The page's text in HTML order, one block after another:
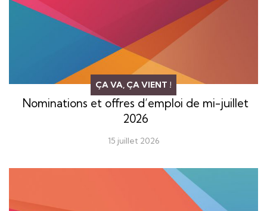
ÇA VA, ÇA VIENT !
Nominations et offres d’emploi de mi-juillet
2026
15 juillet 2026